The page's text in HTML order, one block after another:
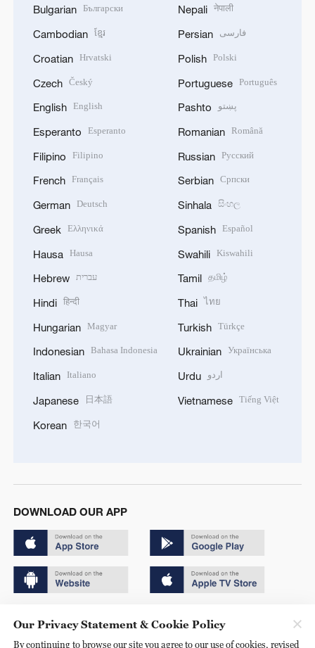
Bulgarian Български
Cambodian ខ្មែរ
Croatian Hrvatski
Czech Český
English English
Esperanto Esperanto
Filipino Filipino
French Français
German Deutsch
Greek Ελληνικά
Hausa Hausa
Hebrew עברית
Hindi हिन्दी
Hungarian Magyar
Indonesian Bahasa Indonesia
Italian Italiano
Japanese 日本語
Korean 한국어
Nepali नेपाली
Persian فارسی
Polish Polski
Portuguese Português
Pashto پښتو
Romanian Română
Russian Русский
Serbian Српски
Sinhala සිංහල
Spanish Español
Swahili Kiswahili
Tamil தமிழ்
Thai ไทย
Turkish Türkçe
Ukrainian Українська
Urdu اردو
Vietnamese Tiếng Việt
DOWNLOAD OUR APP
京ICP备20000184号
Our Privacy Statement & Cookie Policy
By continuing to browse our site you agree to our use of cookies, revised